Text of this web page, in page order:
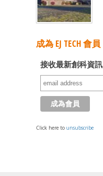
成為 EJ TECH 會員
接收最新創科資訊
Click here to unsubscribe